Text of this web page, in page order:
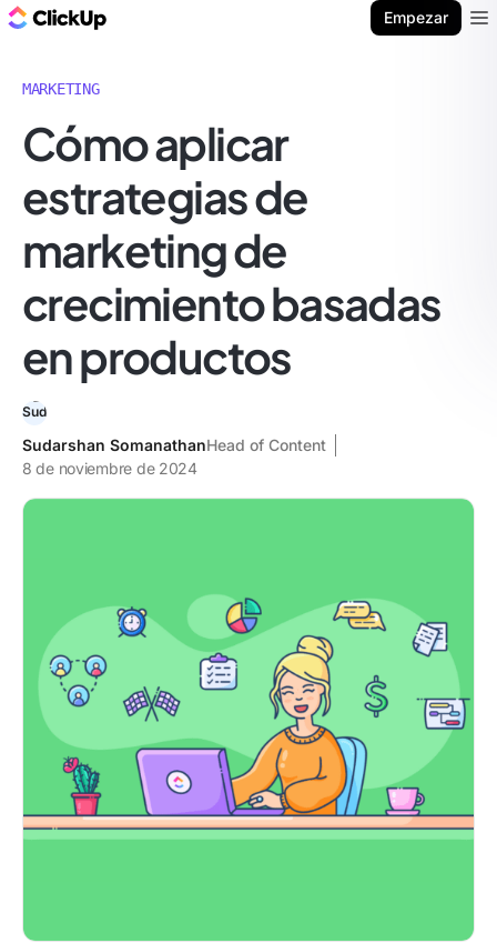
Empezar
MARKETING
Cómo aplicar
estrategias de
marketing de
crecimiento basadas
en productos
Sudarshan SomanathanHead of Content
8 de noviembre de 2024